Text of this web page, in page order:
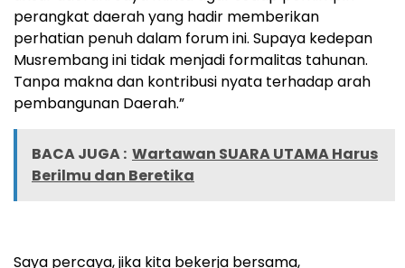
perangkat daerah yang hadir memberikan
perhatian penuh dalam forum ini. Supaya kedepan
Musrembang ini tidak menjadi formalitas tahunan.
Tanpa makna dan kontribusi nyata terhadap arah
pembangunan Daerah.”
BACA JUGA : Wartawan SUARA UTAMA Harus
Berilmu dan Beretika
Saya percaya, jika kita bekerja bersama,